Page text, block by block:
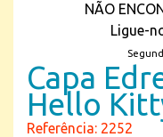
NÃO
Ligue-
Capa
Hello
Referência: 2252